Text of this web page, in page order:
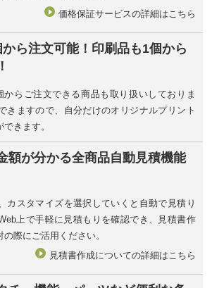
価格保証サービスの詳細はこちら
ら注文可能！ 印刷品も1個から
からご注文できる商品も取り扱いしておりま
きますので、自分だけのオリジナルプリント
きます。
額が分かる全商品自動見積機能
カスタマイズを選択していくと自動で見積り
上で手軽に見積もりを確認でき、見積書作
際にご活用ください。
見積書作成についての詳細はこちら